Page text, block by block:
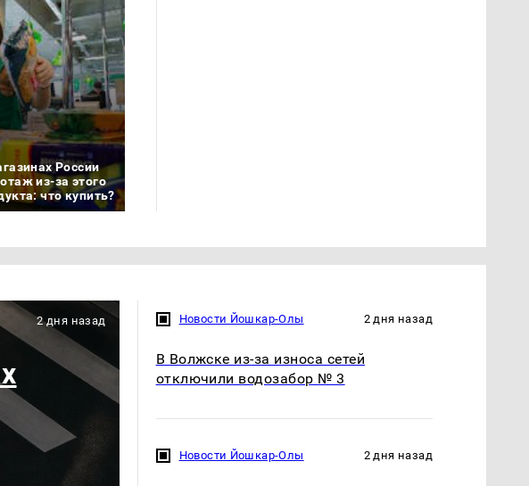
России
из-за этого
что купить?
2 дня назад Новости Йошкар-Олы 2 дня назад
В Волжске из-за износа сетей
отключили водозабор № 3
Новости Йошкар-Олы 2 дня назад